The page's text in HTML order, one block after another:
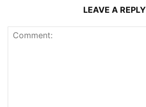
LEAVE A REPLY